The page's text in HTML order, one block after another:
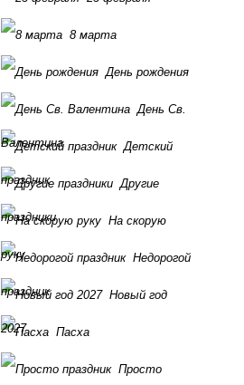
8 марта
День рождения
День Св.
Валентина Детский
праздник Другие
праздники На скорую
руку Недорогой
праздник Новый год
2027 Пасха
Просто